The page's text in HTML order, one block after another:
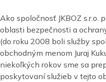
Ako spoločnosť JKBOZ s.r.o.
oblasti bezpečnosti a
(do roku 2008 boli služby
obchodným menom Juraj
niekoľkých rokov sme sa
poskytovaní služieb v tejto